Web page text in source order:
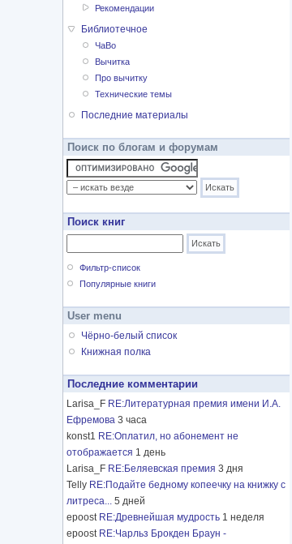
Рекомендации
Библиотечное
ЧаВо
Вычитка
Про вычитку
Технические темы
Последние материалы
Поиск по блогам и форумам
Поиск книг
Фильтр-список
Популярные книги
User menu
Чёрно-белый список
Книжная полка
Последние комментарии
Larisa_F RE:Литературная премия имени И.А.
Ефремова 3 часа
konst1 RE:Оплатил, но абонемент не
отображается 1 день
Larisa_F RE:Беляевская премия 3 дня
Telly RE:Подайте бедному копеечку на книжку с
литреса... 5 дней
epoost RE:Древнейшая мудрость 1 неделя
epoost RE:Чарльз Брокден Браун -